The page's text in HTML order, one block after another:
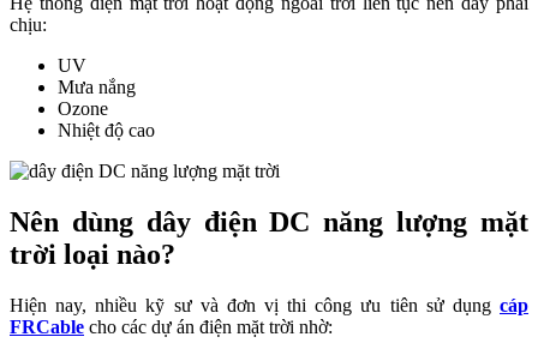
chịu:
UV
Mưa nắng
Ozone
Nhiệt độ cao
Nên dùng dây điện DC năng lượng mặt
trời loại nào?
Hiện nay, nhiều kỹ sư và đơn vị thi công ưu tiên sử dụng cáp
FRCable cho các dự án điện mặt trời nhờ: